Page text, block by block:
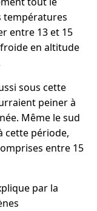
températures
entre 13 et 15
en altitude
sous cette
peiner à
Même le sud
cette période,
entre 15
par la